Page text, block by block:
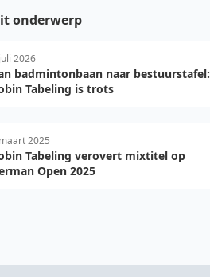
onderwerp
2026
badmintonbaan naar bestuurstafel:
Tabeling is trots
2025
Tabeling verovert mixtitel op
Open 2025